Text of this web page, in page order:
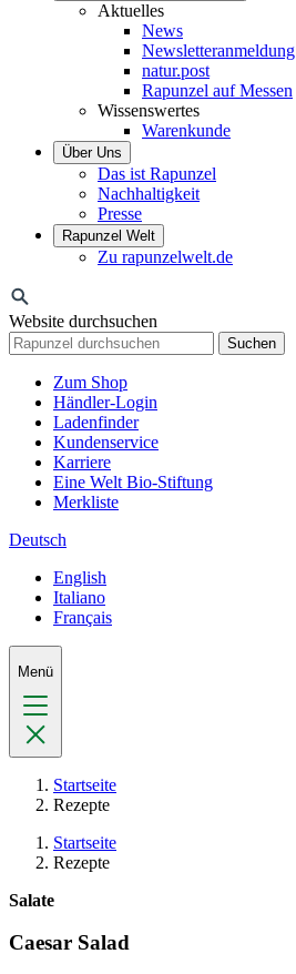
Aktuelles
News
Newsletteranmeldung
natur.post
Rapunzel auf Messen
Wissenswertes
Warenkunde
Über Uns
Das ist Rapunzel
Nachhaltigkeit
Presse
Rapunzel Welt
Zu rapunzelwelt.de
Website durchsuchen
Suchen
Zum Shop
Händler-Login
Ladenfinder
Kundenservice
Karriere
Eine Welt Bio-Stiftung
Merkliste
Deutsch
English
Italiano
Français
Menü
Startseite
Rezepte
Startseite
Rezepte
Salate
Caesar Salad